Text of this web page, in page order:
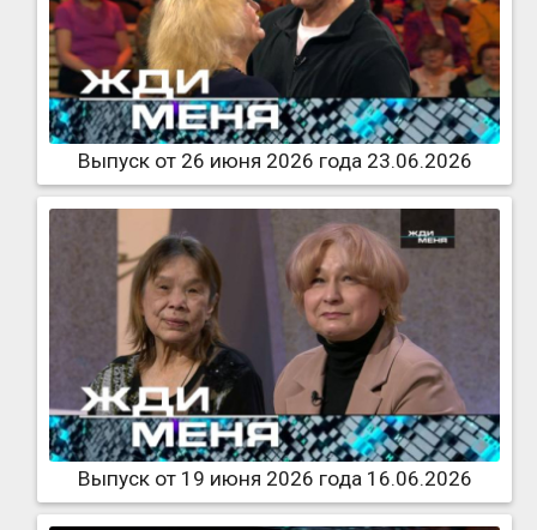
Выпуск от 26 июня 2026 года 23.06.2026
Выпуск от 19 июня 2026 года 16.06.2026